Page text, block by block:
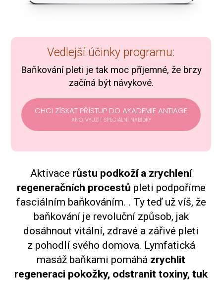
Vedlejší účinky programu:
Baňkování pleti je tak moc příjemné, že brzy
začíná být návykové.
CHCI ZÍSKAT PŘÍSTUP DO AKADEMIE ANTIAGE
ANO, VYUŽÍT SPECIÁLNÍ NABÍDKY
Aktivace růstu podkoží a zrychlení
regeneračních procestů pleti podpoříme
fasciálním baňkováním. . Ty teď už víš, že
baňkování je revoluční způsob, jak
dosáhnout vitální, zdravé a zářivé pleti
z pohodlí svého domova. Lymfatická
masáž baňkami pomáhá zrychlit
regeneraci pokožky, odstranit toxiny, tuk